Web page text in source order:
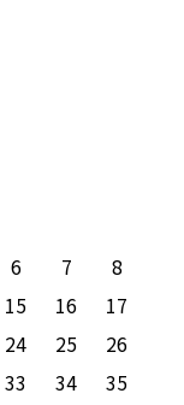
6 7
8
15 16
17
24 25
26
33 34
35